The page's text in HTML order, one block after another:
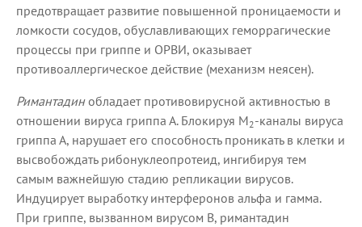
предотвращает развитие повышенной проницаемости и
ломкости сосудов, обуславливающих геморрагические
процессы при гриппе и ОРВИ, оказывает
противоаллергическое действие (механизм неясен).
Римантадинобладает противовирусной активностью в
отношении вируса гриппа А. Блокируя М2-каналы вируса
гриппа А, нарушает его способность проникать в клетки и
высвобождать рибонуклеопротеид, ингибируя тем
самым важнейшую стадию репликации вирусов.
Индуцирует выработку интерферонов альфа и гамма.
При гриппе, вызванном вирусом В, римантадин